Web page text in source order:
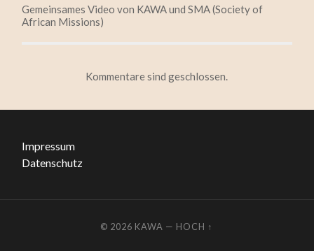
Gemeinsames Video von KAWA und SMA (Society of
African Missions)
Kommentare sind geschlossen.
Impressum
Datenschutz
© 2026 KAWA — HOCH ↑